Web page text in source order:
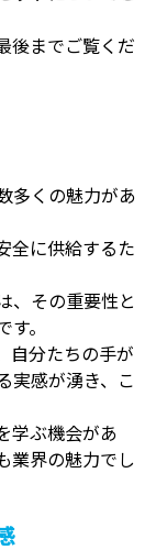
後までご覧くだ
多くの魅力があ
全に供給するた
、その重要性と
。
自分たちの手が
実感が湧き、こ
学ぶ機会があ
業界の魅力でし